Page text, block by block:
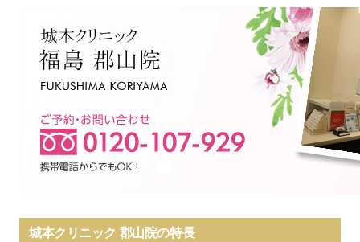
城本クリニック 郡山院の特長